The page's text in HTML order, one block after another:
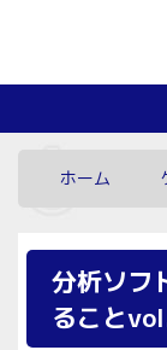
ホーム
分析ソフ
ること